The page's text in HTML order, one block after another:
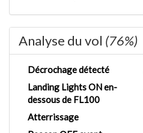
Analyse du vol (76%)
Décrochage détecté
Landing Lights ON en-
dessous de FL100
Atterrissage